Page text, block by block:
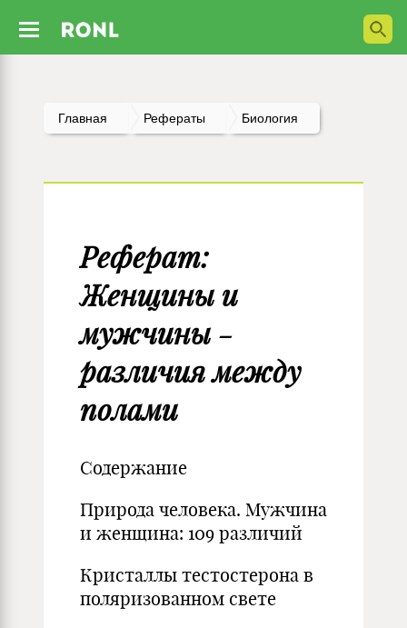
Главная Рефераты Биология
Реферат:
Женщины и
мужчины -
различия между
полами
Содержание
Природа человека. Мужчина
и женщина: 109 различий
Кристаллы тестостерона в
поляризованном свете